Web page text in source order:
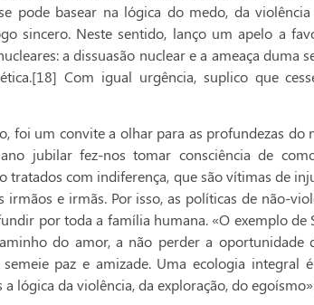
pode basear na lógica do medo, da
sincero. Neste sentido, lanço um apelo a
a dissuasão nuclear e a ameaça duma
Com igual urgência, suplico que
foi um convite a olhar para as profundezas do
jubilar fez-nos tomar consciência de
tratados com indiferença, que são vítimas de
e irmãs. Por isso, as políticas de não-
por toda a família humana. «O exemplo de
do amor, a não perder a oportunidade
paz e amizade. Uma ecologia integral
lógica da violência, da exploração, do